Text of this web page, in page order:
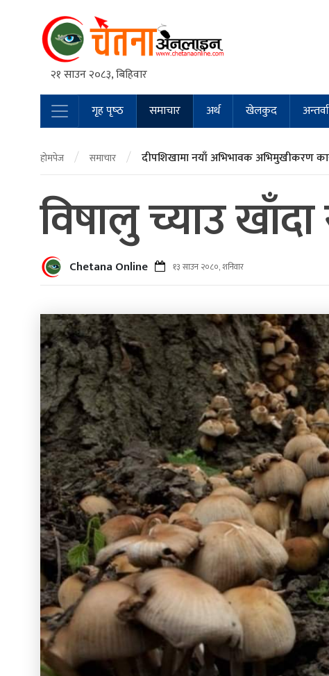
२१ साउन २०८३, बिहिवार
Main Navigation
गृह पृष्‍ठ समाचार अर्थ खेलकुद
होमपेज / समाचार / दीपशिखामा नयाँ अभिभावक अभिमुखीकरण
विषालु च्याउ
Chetana Online १३ साउन २०८०, शनिवार